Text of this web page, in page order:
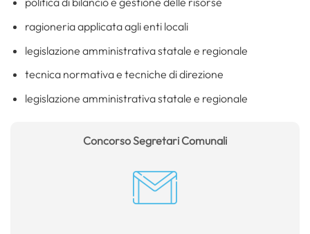
ragioneria applicata agli enti locali
legislazione amministrativa statale e regionale
tecnica normativa e tecniche di direzione
legislazione amministrativa statale e regionale
Concorso Segretari Comunali